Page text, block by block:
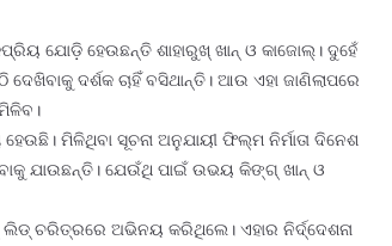
ଯୋଡ଼ି ହେଉଛନ୍ତି ଶାହାରୁଖ୍ ଖାନ୍ ଓ କାଜୋଲ୍। ଦୁହେଁ
ଦର୍ଶକ ଚାହିଁ ବସିଥାନ୍ତି। ଆଉ ଏହା ଜାଣିଲାପରେ
ମିଳିଥିବା ସୂଚନା ଅନୁଯାୟୀ ଫିଲ୍ମ ନିର୍ମାତା ଦିନେଶ
ଯାଉଛନ୍ତି। ଯେଉଁଥି ପାଇଁ ଉଭୟ କିଙ୍ଗ୍ ଖାନ୍ ଓ
ଚରିତ୍ରରେ ଅଭିନୟ କରିଥିଲେ। ଏହାର ନିର୍ଦ୍ଦେଶନା